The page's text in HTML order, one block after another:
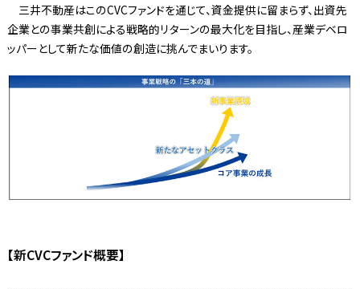
三井不動産はこのCVCファンドを通じて、資金提供に留まらず、出資先
企業との事業共創による戦略的リターンの最大化を目指し、産業デベロ
ッパーとして新たな価値の創造に挑んでまいります。
【新CVCファンド概要】